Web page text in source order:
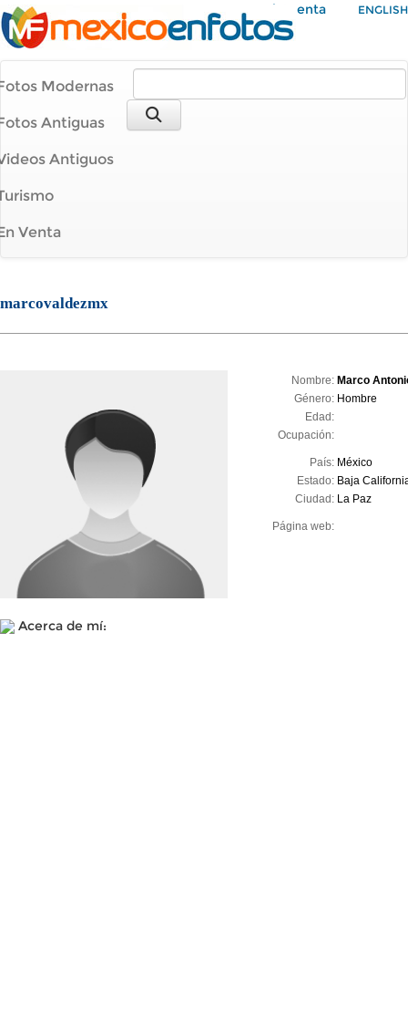
Mi Cuenta ENGLISH
Modernas
Antiguas
Antiguos
Venta
marcovaldezmx
Nombre: Marco
Género: Hombre
Edad:
Ocupación:
País: México
Estado: Baja
Ciudad: La Paz
Página web:
Acerca de mí: